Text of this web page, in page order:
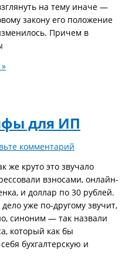
на тему иначе —
закону его положение
Причем в
для ИП
комментарий
же круто это звучало
взносами, онлайн-
и доллар по 30 рублей.
уже по-другому звучит,
синоним — так назвали
который как бы
бухгалтерскую и